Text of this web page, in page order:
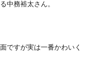
中務裕太さん。
ですが実は一番かわいく